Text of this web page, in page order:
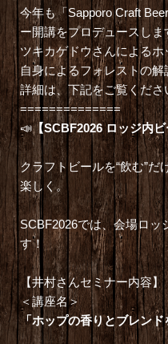
今年も「Sapporo Craft
ー開講をプロデュースしま
ツキカゲドウさんによる
自身によるフォレストの
詳細は、下記をご覧くださ
==============
📣【SCBF2026 ロッジ内
クラフトビールを“飲む”だ
楽しく。
SCBF2026では、会場ロッ
す！
【井村さんセミナー内容】
＜講座名＞
「ホップの香りとブレンド